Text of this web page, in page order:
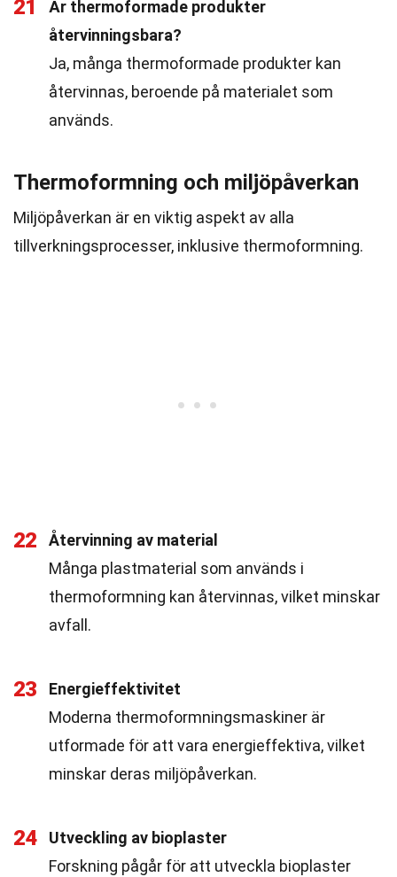
21
Är thermoformade produkter
återvinningsbara?
Ja, många thermoformade produkter kan
återvinnas, beroende på materialet som
används.
Thermoformning och miljöpåverkan
Miljöpåverkan är en viktig aspekt av alla
tillverkningsprocesser, inklusive thermoformning.
22
Återvinning av material
Många plastmaterial som används i
thermoformning kan återvinnas, vilket minskar
avfall.
23
Energieffektivitet
Moderna thermoformningsmaskiner är
utformade för att vara energieffektiva, vilket
minskar deras miljöpåverkan.
24
Utveckling av bioplaster
Forskning pågår för att utveckla bioplaster